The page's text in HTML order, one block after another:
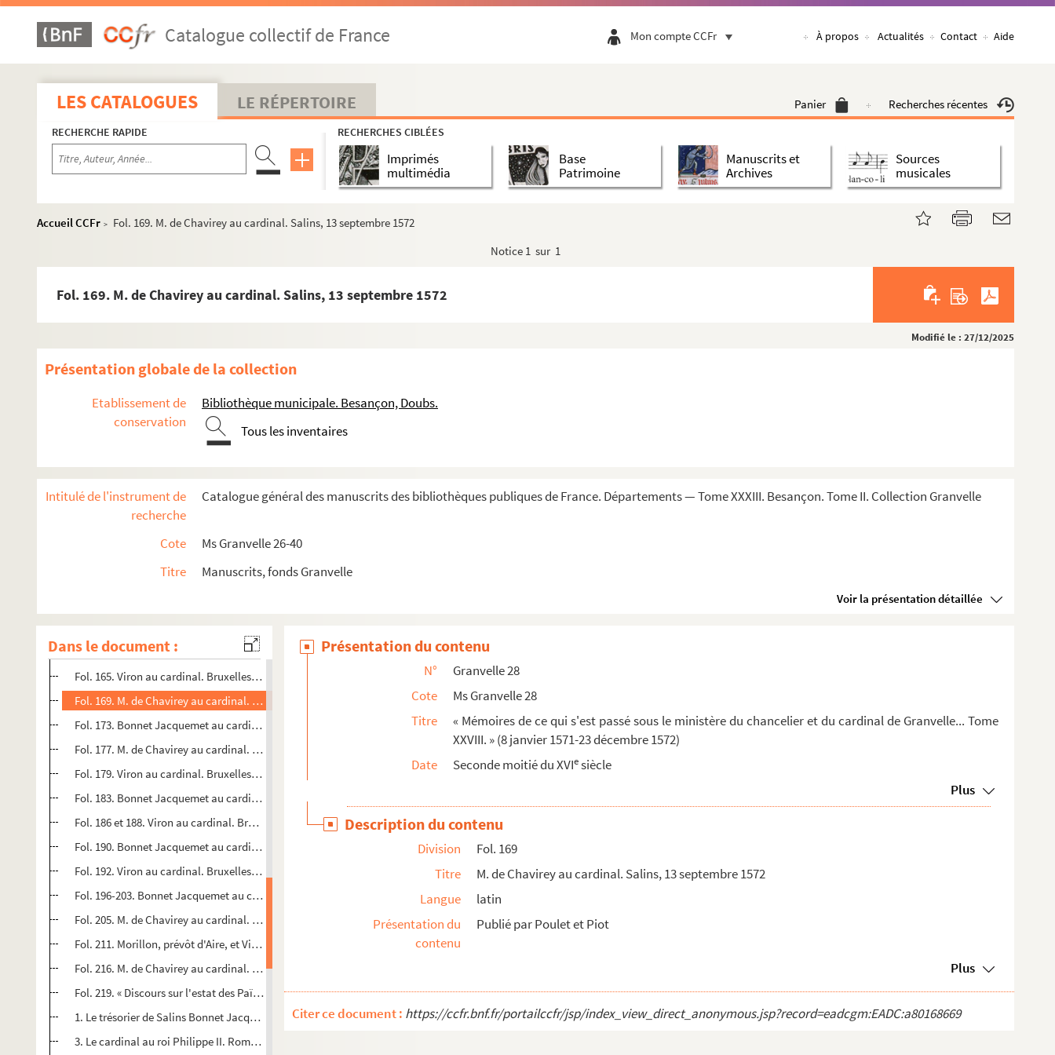
Catalogue collectif de France Mon compte CCFr À propos Actualités Contact Aide
LES CATALOGUES LE RÉPERTOIRE Panier Recherches récentes
RECHERCHE RAPIDE RECHERCHES CIBLÉES
Imprimés
multimédia
Base
Patrimoine
Manuscrits et
Archives
Sources
musicales
Accueil CCFr >
Fol. 169. M. de Chavirey au cardinal. Salins, 13 septembre 1572
Notice 1 sur 1
Fol. 169. M. de Chavirey au cardinal. Salins, 13 septembre 1572
Modifié le : 27/12/2025
Présentation globale de la collection
Etablissement de
conservation
Bibliothèque municipale. Besançon, Doubs.
Tous les inventaires
Intitulé de l'instrument de
recherche
Catalogue général des manuscrits des bibliothèques publiques de France. Départements — Tome XXXIII. Besançon. Tome II. Collection Granvelle
Cote
Ms Granvelle 26-40
Titre
Manuscrits, fonds Granvelle
Voir la présentation détaillée
Dans le document :
Fol. 81. Bonnet Jacquemet au cardinal. Dole, 15 novembre 1571
Fol. 85-87. Viron au cardinal. Bruxelles, 17 novembre 1571
Fol. 91 et 93. M. de Chavirey au cardinal. Salins, 22 et 31 janvier 1572
Fol. 95. Viron au cardinal. Bruxelles, 16 février 1571
Fol. 97 et 99. M. de Chavirey au cardinal. Bruxelles, 27 et 28 février 1571
Fol. 102. Le trésorier de Salins au cardinal. Salins, 5 mars 1571
Fol. 104 et 106. Viron au cardinal. Bruxelles, 10 et 16 mars 1571
Fol. 108. Bonnet Jacquemet au cardinal. Salins, 19 mars 1571
Fol. 118. Bonnet Jacquemet au cardinal. Salins, 14 mai 1572
Fol. 125. Le cardinal à Viron. Naples, 26 mai 1572
Fol. 132. M. de Chavirey au cardinal. Besançon, 24 juin 1572
Fol. 134. Viron au cardinal. Bruxelles, 30 juin 1572
Fol. 141. Bonnet Jacquemet au cardinal. 10 juillet 1572
Fol. 143. Viron au cardinal. Bruxelles, 10 août 1572
Fol. 156. Viron au cardinal. Bruxelles, 18 août 1572
Fol. 160. Viron au cardinal. Bruxelles, 24 août 1572
Fol. 162. Bonnet Jacquemet au cardinal. Salins, 2 septembre 1572
Fol. 165. Viron au cardinal. Bruxelles, 10 septembre 1572
Fol. 169. M. de Chavirey au cardinal. Salins, 13 septembre 1572
Fol. 173. Bonnet Jacquemet au cardinal. Lesnay, 17 septembre 1572
Fol. 177. M. de Chavirey au cardinal. Vaucelles, 28 septembre 1572
Fol. 179. Viron au cardinal. Bruxelles, 17 septembre 1572
Fol. 183. Bonnet Jacquemet au cardinal. Lesnay, 1
Fol. 186 et 188. Viron au cardinal. Bruxelles, 6 et 14 octobre 1572
Fol. 190. Bonnet Jacquemet au cardinal. Lesnay, 16 octobre 1572
Fol. 192. Viron au cardinal. Bruxelles, 21 octobre 1572
Fol. 196-203. Bonnet Jacquemet au cardinal. Lesnay, 30 octobre ; Dole, 13 novembre, et Salins, 24 et 26 novembre 1...
Fol. 205. M. de Chavirey au cardinal. Besançon, 8 décembre 1572
Fol. 211. Morillon, prévôt d'Aire, et Viron au cardinal. Bruxelles, 15 décembre 1572
Fol. 216. M. de Chavirey au cardinal. Besançon, 23 décembre 1572
Fol. 219. « Discours sur l'estat des Païs-Bas et son redressement, donné au duc de Medina Coeli, lorsqu'il par...
1. Le trésorier de Salins Bonnet Jacquemet au cardinal. 8 janvier 1571. La fin de la lettre manque
3. Le cardinal au roi Philippe II. Rome, 19 janvier 1571. Copie. Esp.
Présentation du contenu
N°
Granvelle 28
Cote
Ms Granvelle 28
Titre
« Mémoires de ce qui s'est passé sous le ministère du chancelier et du cardinal de Granvelle... Tome
XXVIII. » (8 janvier 1571-23 décembre 1572)
Date
Seconde moitié du XVIesiècle
Plus
Description du contenu
Division
Fol. 169
Titre
M. de Chavirey au cardinal. Salins, 13 septembre 1572
Langue
latin
Présentation du
contenu
Publié par Poulet et Piot
Plus
Citer ce document : https://ccfr.bnf.fr/portailccfr/jsp/index_view_direct_anonymous.jsp?record=eadcgm:EADC:a80168669